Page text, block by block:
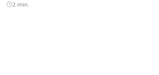
2 min.